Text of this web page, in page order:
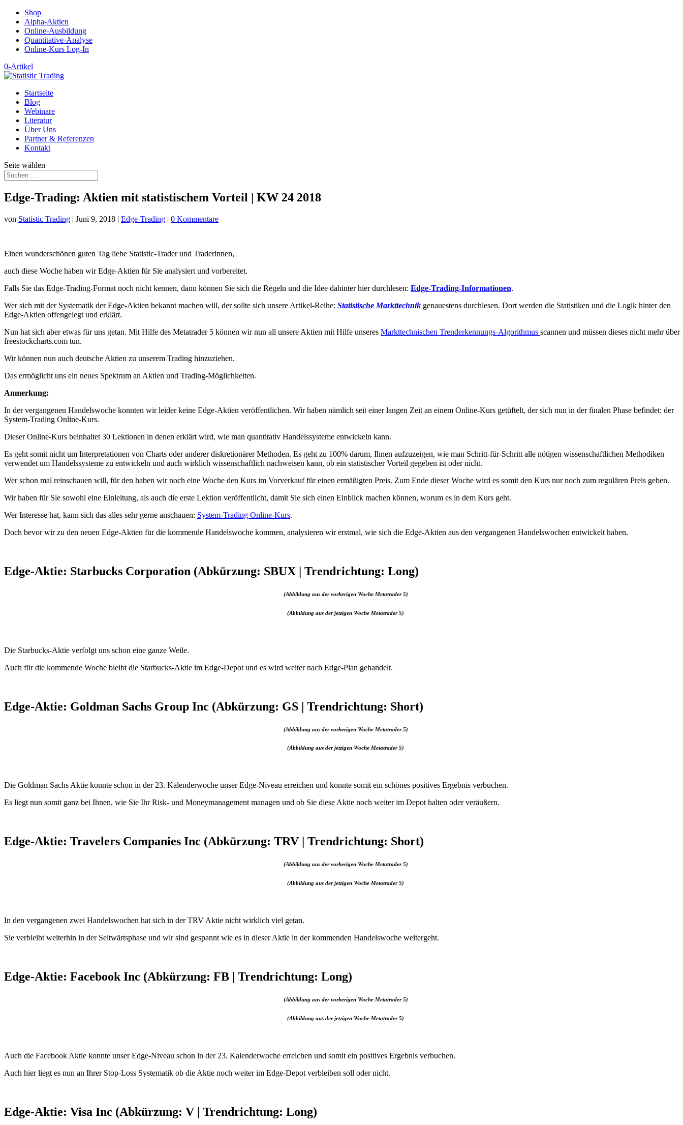
Shop
Alpha-Aktien
Online-Ausbildung
Quantitative-Analyse
Online-Kurs Log-In
0-Artikel
Startseite
Blog
Webinare
Literatur
Über Uns
Partner & Referenzen
Kontakt
Seite wählen
Edge-Trading: Aktien mit statistischem Vorteil | KW 24 2018
von Statistic Trading | Juni 9, 2018 | Edge-Trading | 0 Kommentare
Einen wunderschönen guten Tag liebe Statistic-Trader und Traderinnen,
auch diese Woche haben wir Edge-Aktien für Sie analysiert und vorbereitet.
Falls Sie das Edge-Trading-Format noch nicht kennen, dann können Sie sich die Regeln und die Idee dahinter hier durchlesen: Edge-Trading-Informationen.
Wer sich mit der Systematik der Edge-Aktien bekannt machen will, der sollte sich unsere Artikel-Reihe: Statistische Markttechnik genauestens durchlesen. Dort werden die Statistiken und die Logik hinter den
Edge-Aktien offengelegt und erklärt.
Nun hat sich aber etwas für uns getan. Mit Hilfe des Metatrader 5 können wir nun all unsere Aktien mit Hilfe unseres Markttechnischen Trenderkennungs-Algorithmus scannen und müssen dieses nicht mehr über
freestockcharts.com tun.
Wir können nun auch deutsche Aktien zu unserem Trading hinzuziehen.
Das ermöglicht uns ein neues Spektrum an Aktien und Trading-Möglichkeiten.
Anmerkung:
In der vergangenen Handelswoche konnten wir leider keine Edge-Aktien veröffentlichen. Wir haben nämlich seit einer langen Zeit an einem Online-Kurs getüftelt, der sich nun in der finalen Phase befindet: der
System-Trading Online-Kurs.
Dieser Online-Kurs beinhaltet 30 Lektionen in denen erklärt wird, wie man quantitativ Handelssysteme entwickeln kann.
Es geht somit nicht um Interpretationen von Charts oder anderer diskretionärer Methoden. Es geht zu 100% darum, Ihnen aufzuzeigen, wie man Schritt-für-Schritt alle nötigen wissenschaftlichen Methodiken
verwendet um Handelssysteme zu entwickeln und auch wirklich wissenschaftlich nachweisen kann, ob ein statistischer Vorteil gegeben ist oder nicht.
Wer schon mal reinschauen will, für den haben wir noch eine Woche den Kurs im Vorverkauf für einen ermäßigten Preis. Zum Ende dieser Woche wird es somit den Kurs nur noch zum regulären Preis geben.
Wir haben für Sie sowohl eine Einleitung, als auch die erste Lektion veröffentlicht, damit Sie sich einen Einblick machen können, worum es in dem Kurs geht.
Wer Interesse hat, kann sich das alles sehr gerne anschauen: System-Trading Online-Kurs.
Doch bevor wir zu den neuen Edge-Aktien für die kommende Handelswoche kommen, analysieren wir erstmal, wie sich die Edge-Aktien aus den vergangenen Handelswochen entwickelt haben.
Edge-Aktie: Starbucks Corporation (Abkürzung: SBUX | Trendrichtung: Long)
(Abbildung aus der vorherigen Woche Metatrader 5)
(Abbildung aus der jetzigen Woche Metatrader 5)
Die Starbucks-Aktie verfolgt uns schon eine ganze Weile.
Auch für die kommende Woche bleibt die Starbucks-Aktie im Edge-Depot und es wird weiter nach Edge-Plan gehandelt.
Edge-Aktie: Goldman Sachs Group Inc (Abkürzung: GS | Trendrichtung: Short)
(Abbildung aus der vorherigen Woche Metatrader 5)
(Abbildung aus der jetzigen Woche Metatrader 5)
Die Goldman Sachs Aktie konnte schon in der 23. Kalenderwoche unser Edge-Niveau erreichen und konnte somit ein schönes positives Ergebnis verbuchen.
Es liegt nun somit ganz bei Ihnen, wie Sie Ihr Risk- und Moneymanagement managen und ob Sie diese Aktie noch weiter im Depot halten oder veräußern.
Edge-Aktie: Travelers Companies Inc (Abkürzung: TRV | Trendrichtung: Short)
(Abbildung aus der vorherigen Woche Metatrader 5)
(Abbildung aus der jetzigen Woche Metatrader 5)
In den vergangenen zwei Handelswochen hat sich in der TRV Aktie nicht wirklich viel getan.
Sie verbleibt weiterhin in der Seitwärtsphase und wir sind gespannt wie es in dieser Aktie in der kommenden Handelswoche weitergeht.
Edge-Aktie: Facebook Inc (Abkürzung: FB | Trendrichtung: Long)
(Abbildung aus der vorherigen Woche Metatrader 5)
(Abbildung aus der jetzigen Woche Metatrader 5)
Auch die Facebook Aktie konnte unser Edge-Niveau schon in der 23. Kalenderwoche erreichen und somit ein positives Ergebnis verbuchen.
Auch hier liegt es nun an Ihrer Stop-Loss Systematik ob die Aktie noch weiter im Edge-Depot verbleiben soll oder nicht.
Edge-Aktie: Visa Inc (Abkürzung: V | Trendrichtung: Long)